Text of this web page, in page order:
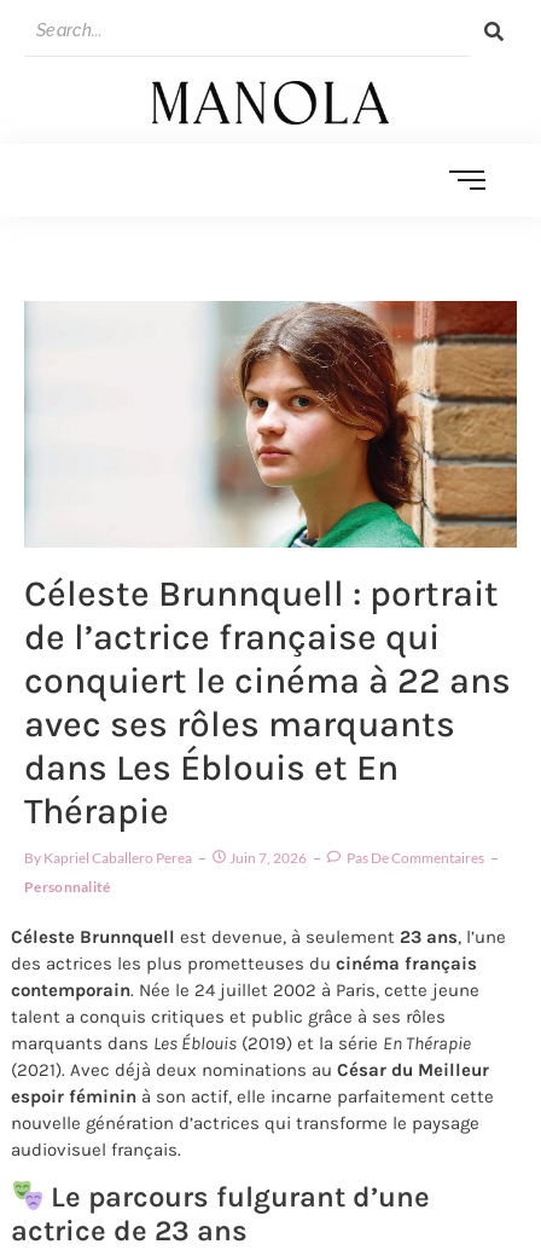
Céleste Brunnquell : portrait
de l’actrice française qui
conquiert le cinéma à 22 ans
avec ses rôles marquants
dans Les Éblouis et En
Thérapie
By Kapriel Caballero Perea Juin 7, 2026
Pas De Commentaires
Personnalité
Céleste Brunnquell est devenue, à seulement 23 ans, l’une
des actrices les plus prometteuses du cinéma français
contemporain. Née le 24 juillet 2002 à Paris, cette jeune
talent a conquis critiques et public grâce à ses rôles
marquants dans Les Éblouis (2019) et la série En Thérapie
(2021). Avec déjà deux nominations au César du Meilleur
espoir féminin à son actif, elle incarne parfaitement cette
nouvelle génération d’actrices qui transforme le paysage
audiovisuel français.
Le parcours fulgurant d’une
actrice de 23 ans